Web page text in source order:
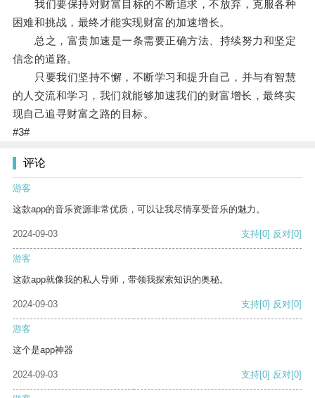
我们要保持对财富目标的不断追求，不放弃，克服各种
困难和挑战，最终才能实现财富的加速增长。
总之，富贵加速是一条需要正确方法、持续努力和坚定
信念的道路。
只要我们坚持不懈，不断学习和提升自己，并与有智慧
的人交流和学习，我们就能够加速我们的财富增长，最终实
现自己追寻财富之路的目标。
#3#
评论
游客
这款app的音乐资源非常优质，可以让我尽情享受音乐的魅力。
2024-09-03 支持[0] 反对[0]
游客
这款app就像我的私人导师，带领我探索知识的奥秘。
2024-09-03 支持[0] 反对[0]
游客
这个是app神器
2024-09-03 支持[0] 反对[0]